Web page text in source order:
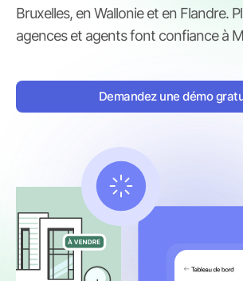
Bruxelles, en Wallonie et en Flandre.
agences et agents font confiance à
Demandez une démo